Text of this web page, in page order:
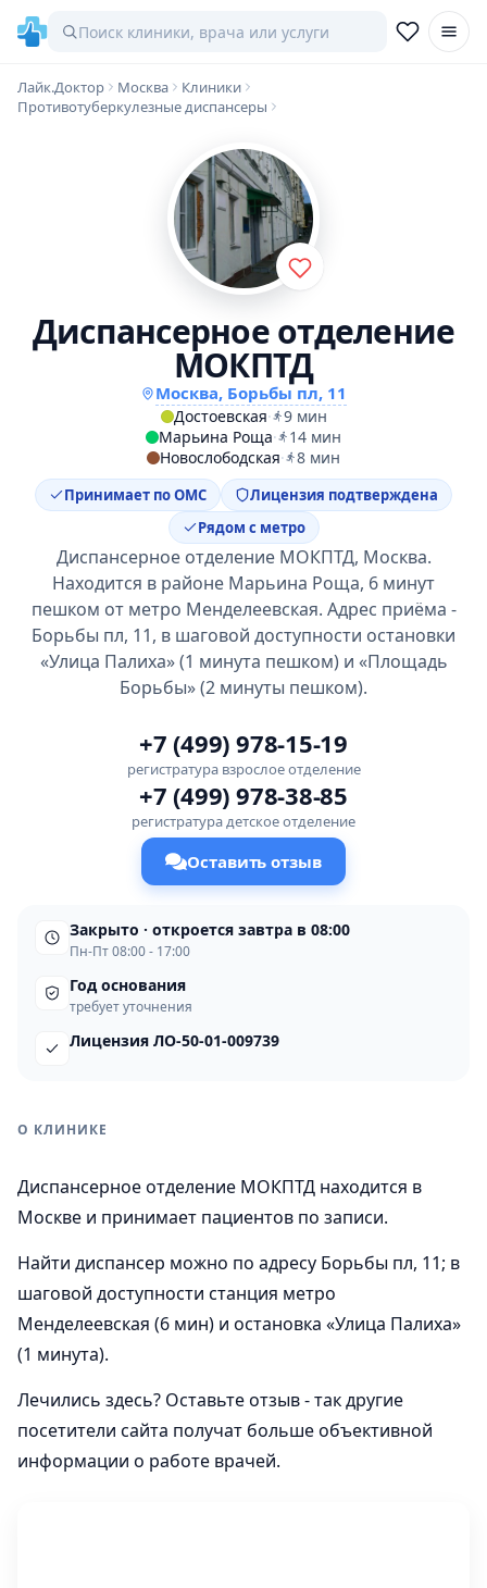
Лайк.Доктор Москва
Клиники
Противотуберкулезные диспансеры
Диспансерное отделение
МОКПТД
Москва, Борьбы пл, 11
Достоевская·
9 мин
Марьина Роща·
14 мин
Новослободская· 8 мин
Принимает по ОМС
Лицензия подтверждена
Рядом с метро
Диспансерное отделение МОКПТД, Москва.
Находится в районе Марьина Роща, 6 минут
пешком от метро Менделеевская. Адрес приёма -
Борьбы пл, 11, в шаговой доступности остановки
«Улица Палиха» (1 минута пешком) и «Площадь
Борьбы» (2 минуты пешком).
+7 (499) 978-15-19
регистратура взрослое отделение
+7 (499) 978-38-85
регистратура детское отделение
Оставить отзыв
Закрыто · откроется завтра в 08:00
Пн-Пт 08:00 - 17:00
Год основания
требует уточнения
Лицензия ЛО-50-01-009739
О КЛИНИКЕ
Диспансерное отделение МОКПТД находится в
Москве и принимает пациентов по записи.
Найти диспансер можно по адресу Борьбы пл, 11; в
шаговой доступности станция метро
Менделеевская (6 мин) и остановка «Улица Палиха»
(1 минута).
Лечились здесь? Оставьте отзыв - так другие
посетители сайта получат больше объективной
информации о работе врачей.